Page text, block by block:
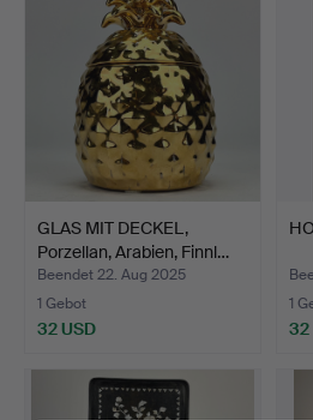
GLAS MIT DECKEL,
Porzellan, Arabien, Finnl…
Beendet 22. Aug 2025
1 Gebot
32 USD
1
32